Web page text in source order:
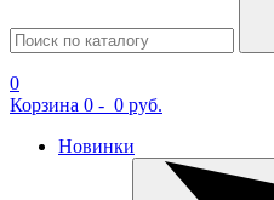
0
Корзина 0 - 0 руб.
Новинки